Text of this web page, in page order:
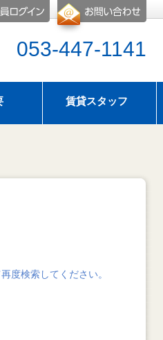
053-447-1141
賃貸スタッフ
度検索してください。